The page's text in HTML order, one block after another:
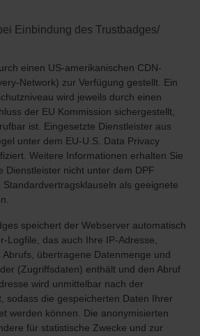
Einbindung des Trustbadges/
einen US-amerikanischen CDN-
Network) zur Verfügung gestellt. Ein
wird jeweils durch einen
der EU Kommission sichergestellt,
ist. Eingesetzte Dienstleister aus
unter dem EU-U.S. Data Privacy
Weitere Informationen erhalten Sie
Dienstleister nicht unter dem DPF
als geeignete
speichert der Webserver automatisch
Logfile, das auch Ihre IP-Adresse,
übertragene Datenmenge und
(Zugriffsdaten) enthält und den Abruf
wird unmittelbar nach der
sodass die gespeicherten Daten Ihrer
werden können. Die anonymisierten
für statistische Zwecke und zur